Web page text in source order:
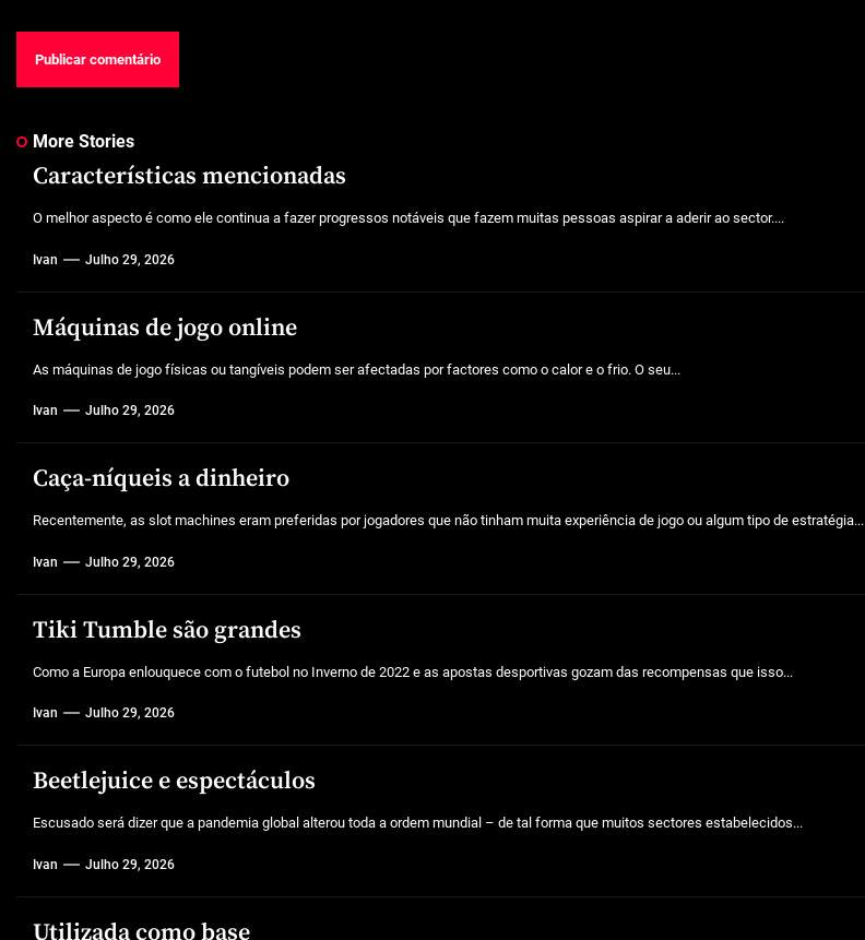
More Stories
Características mencionadas
O melhor aspecto é como ele continua a fazer progressos notáveis que fazem muitas pessoas aspirar a aderir ao sector....
Ivan Julho 29, 2026
Máquinas de jogo online
As máquinas de jogo físicas ou tangíveis podem ser afectadas por factores como o calor e o frio. O seu...
Ivan Julho 29, 2026
Caça-níqueis a dinheiro
Recentemente, as slot machines eram preferidas por jogadores que não tinham muita experiência de jogo ou algum tipo de estratégia...
Ivan Julho 29, 2026
Tiki Tumble são grandes
Como a Europa enlouquece com o futebol no Inverno de 2022 e as apostas desportivas gozam das recompensas que isso...
Ivan Julho 29, 2026
Beetlejuice e espectáculos
Escusado será dizer que a pandemia global alterou toda a ordem mundial – de tal forma que muitos sectores estabelecidos...
Ivan Julho 29, 2026
Utilizada como base